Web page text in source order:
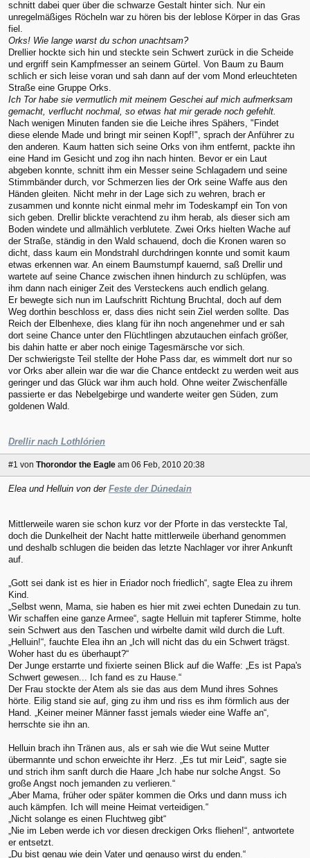
schnitt dabei quer über die schwarze Gestalt hinter sich. Nur ein
unregelmäßiges Röcheln war zu hören bis der leblose Körper in das Gras
fiel.
Orks! Wie lange warst du schon unachtsam?
Drellier hockte sich hin und steckte sein Schwert zurück in die Scheide
und ergriff sein Kampfmesser an seinem Gürtel. Von Baum zu Baum
schlich er sich leise voran und sah dann auf der vom Mond erleuchteten
Straße eine Gruppe Orks.
Ich Tor habe sie vermutlich mit meinem Geschei auf mich aufmerksam
gemacht, verflucht nochmal, so etwas hat mir gerade noch gefehlt.
Nach wenigen Minuten fanden sie die Leiche ihres Spähers, "Findet
diese elende Made und bringt mir seinen Kopf!", sprach der Anführer zu
den anderen. Kaum hatten sich seine Orks von ihm entfernt, packte ihn
eine Hand im Gesicht und zog ihn nach hinten. Bevor er ein Laut
abgeben konnte, schnitt ihm ein Messer seine Schlagadern und seine
Stimmbänder durch, vor Schmerzen lies der Ork seine Waffe aus den
Händen gleiten. Nicht mehr in der Lage sich zu wehren, brach er
zusammen und konnte nicht einmal mehr im Todeskampf ein Ton von
sich geben. Drellir blickte verachtend zu ihm herab, als dieser sich am
Boden windete und allmählich verblutete. Zwei Orks hielten Wache auf
der Straße, ständig in den Wald schauend, doch die Kronen waren so
dicht, dass kaum ein Mondstrahl durchdringen konnte und somit kaum
etwas erkennen war. An einem Baumstumpf kauernd, saß Drellir und
wartete auf seine Chance zwischen ihnen hindurch zu schlüpfen, was
ihm dann nach einiger Zeit des Versteckens auch endlich gelang.
Er bewegte sich nun im Laufschritt Richtung Bruchtal, doch auf dem
Weg dorthin beschloss er, dass dies nicht sein Ziel werden sollte. Das
Reich der Elbenhexe, dies klang für ihn noch angenehmer und er sah
dort seine Chance unter den Flüchtlingen abzutauchen einfach größer,
bis dahin hatte er aber noch einige Tagesmärsche vor sich.
Der schwierigste Teil stellte der Hohe Pass dar, es wimmelt dort nur so
vor Orks aber allein war die war die Chance entdeckt zu werden weit aus
geringer und das Glück war ihm auch hold. Ohne weiter Zwischenfälle
passierte er das Nebelgebirge und wanderte weiter gen Süden, zum
goldenen Wald.
Drellir nach Lothlórien
#1 von Thorondor the Eagle am 06 Feb, 2010 20:38
Elea und Helluin von der Feste der Dúnedain
Mittlerweile waren sie schon kurz vor der Pforte in das versteckte Tal,
doch die Dunkelheit der Nacht hatte mittlerweile überhand genommen
und deshalb schlugen die beiden das letzte Nachlager vor ihrer Ankunft
auf.
„Gott sei dank ist es hier in Eriador noch friedlich“, sagte Elea zu ihrem
Kind.
„Selbst wenn, Mama, sie haben es hier mit zwei echten Dunedain zu tun.
Wir schaffen eine ganze Armee“, sagte Helluin mit tapferer Stimme, holte
sein Schwert aus den Taschen und wirbelte damit wild durch die Luft.
„Helluin!“, fauchte Elea ihn an „Ich will nicht das du ein Schwert trägst.
Woher hast du es überhaupt?“
Der Junge erstarrte und fixierte seinen Blick auf die Waffe: „Es ist Papa's
Schwert gewesen... Ich fand es zu Hause.“
Der Frau stockte der Atem als sie das aus dem Mund ihres Sohnes
hörte. Eilig stand sie auf, ging zu ihm und riss es ihm förmlich aus der
Hand. „Keiner meiner Männer fasst jemals wieder eine Waffe an“,
herrschte sie ihn an.
Helluin brach ihn Tränen aus, als er sah wie die Wut seine Mutter
übermannte und schon erweichte ihr Herz. „Es tut mir Leid“, sagte sie
und strich ihm sanft durch die Haare „Ich habe nur solche Angst. So
große Angst noch jemanden zu verlieren.“
„Aber Mama, früher oder später kommen die Orks und dann muss ich
auch kämpfen. Ich will meine Heimat verteidigen.“
„Nicht solange es einen Fluchtweg gibt“
„Nie im Leben werde ich vor diesen dreckigen Orks fliehen!“, antwortete
er entsetzt.
„Du bist genau wie dein Vater und genauso wirst du enden.“